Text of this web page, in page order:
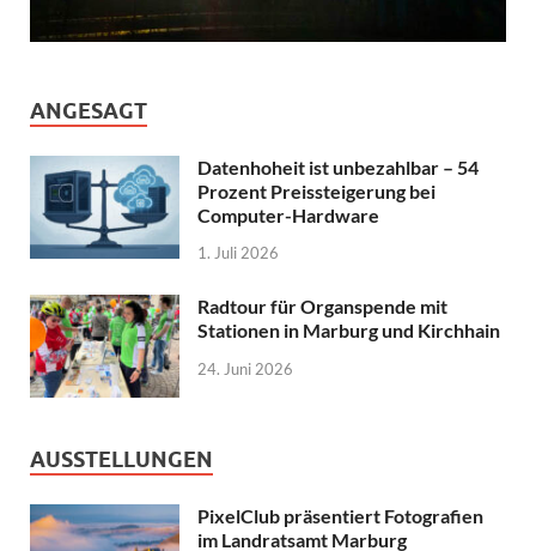
ANGESAGT
Datenhoheit ist unbezahlbar – 54
Prozent Preissteigerung bei
Computer-Hardware
1. Juli 2026
Radtour für Organspende mit
Stationen in Marburg und Kirchhain
24. Juni 2026
AUSSTELLUNGEN
PixelClub präsentiert Fotografien
im Landratsamt Marburg